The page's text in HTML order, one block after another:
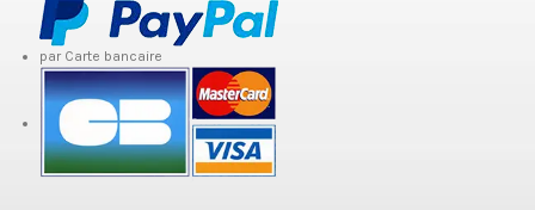
par Carte bancaire